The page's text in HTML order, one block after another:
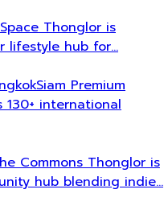
Thonglor is
lifestyle hub for…
Siam Premium
international
Commons Thonglor is
hub blending indie…